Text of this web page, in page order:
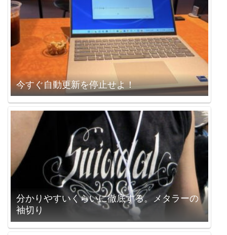
今すぐ自動更新を停止せよ！
分かりやすいくらいに徹底する。メタラーの
袖切り